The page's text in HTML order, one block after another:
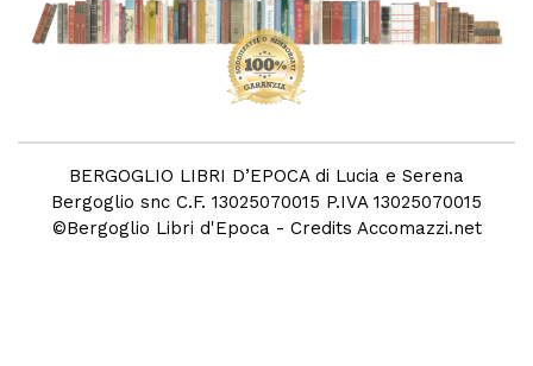
BERGOGLIO LIBRI D’EPOCA di Lucia e Serena
Bergoglio snc C.F. 13025070015 P.IVA 13025070015
©Bergoglio Libri d'Epoca - Credits Accomazzi.net